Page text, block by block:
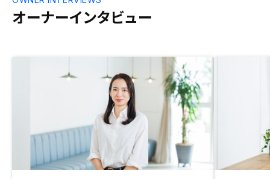
オーナーインタビュー